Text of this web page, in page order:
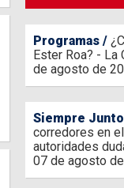
Programas
Ester Roa? - La
de agosto de
Siempre
corredores en
autoridades
07 de agosto